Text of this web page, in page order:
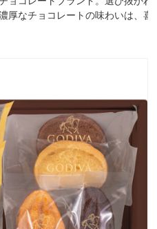
厚なチョコレートの味わいは、喜